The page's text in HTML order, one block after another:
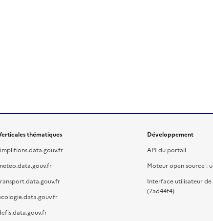
thématiques
Développement
API du portail
Moteur open source :
Interface utilisateur
(7ad44f4)